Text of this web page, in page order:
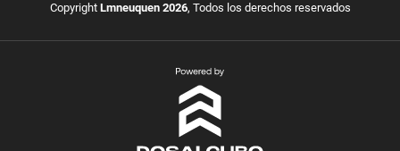
Copyright Lmneuquen 2026, Todos los derechos reservados